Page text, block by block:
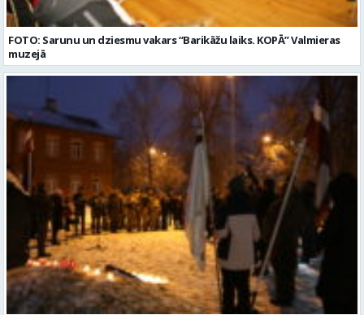
FOTO: Sarunu un dziesmu vakars “Barikāžu laiks. KOPĀ” Valmieras
muzejā